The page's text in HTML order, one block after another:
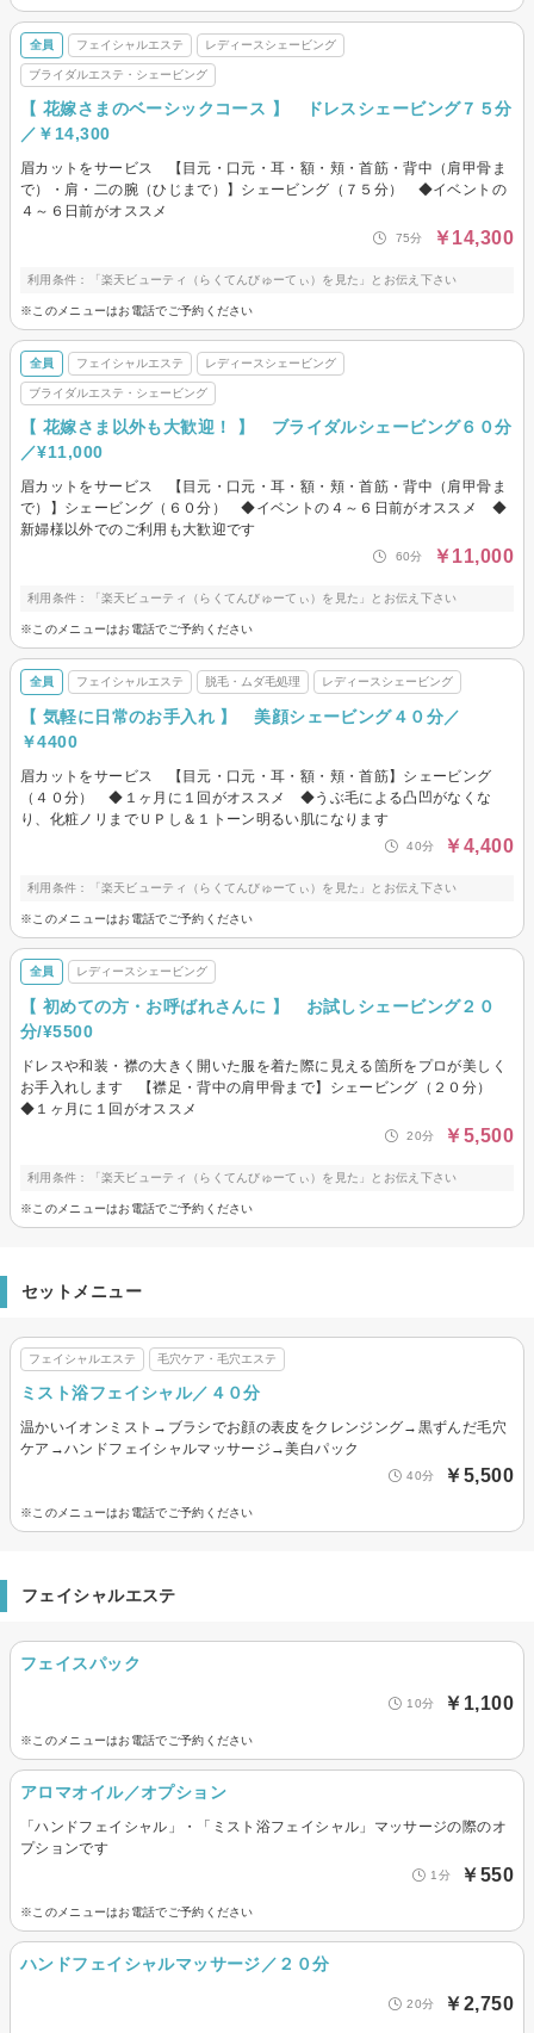
全員 フェイシャルエステ レディースシェービング
ブライダルエステ・シェービング
【 花嫁さまのベーシックコース 】 ドレスシェービング７５分
／￥14,300
眉カットをサービス 【目元・口元・耳・額・頬・首筋・背中（肩甲骨ま
で）・肩・二の腕（ひじまで）】シェービング（７５分） ◆イベントの
４～６日前がオススメ
75分 ￥14,300
利用条件：「楽天ビューティ（らくてんびゅーてぃ）を見た」とお伝え下さい
※このメニューはお電話でご予約ください
全員 フェイシャルエステ レディースシェービング
ブライダルエステ・シェービング
【 花嫁さま以外も大歓迎！ 】 ブライダルシェービング６０分
／¥11,000
眉カットをサービス 【目元・口元・耳・額・頬・首筋・背中（肩甲骨ま
で）】シェービング（６０分） ◆イベントの４～６日前がオススメ ◆
新婦様以外でのご利用も大歓迎です
60分 ￥11,000
利用条件：「楽天ビューティ（らくてんびゅーてぃ）を見た」とお伝え下さい
※このメニューはお電話でご予約ください
全員 フェイシャルエステ 脱毛・ムダ毛処理 レディースシェービング
【 気軽に日常のお手入れ 】 美顔シェービング４０分／
￥4400
眉カットをサービス 【目元・口元・耳・額・頬・首筋】シェービング
（４０分） ◆１ヶ月に１回がオススメ ◆うぶ毛による凸凹がなくな
り、化粧ノリまでＵＰし＆１トーン明るい肌になります
40分 ￥4,400
利用条件：「楽天ビューティ（らくてんびゅーてぃ）を見た」とお伝え下さい
※このメニューはお電話でご予約ください
全員 レディースシェービング
【 初めての方・お呼ばれさんに 】 お試しシェービング２０
分/¥5500
ドレスや和装・襟の大きく開いた服を着た際に見える箇所をプロが美しく
お手入れします 【襟足・背中の肩甲骨まで】シェービング（２０分）
◆１ヶ月に１回がオススメ
20分 ￥5,500
利用条件：「楽天ビューティ（らくてんびゅーてぃ）を見た」とお伝え下さい
※このメニューはお電話でご予約ください
セットメニュー
フェイシャルエステ 毛穴ケア・毛穴エステ
ミスト浴フェイシャル／４０分
温かいイオンミスト→ブラシでお顔の表皮をクレンジング→黒ずんだ毛穴
ケア→ハンドフェイシャルマッサージ→美白パック
40分 ￥5,500
※このメニューはお電話でご予約ください
フェイシャルエステ
フェイスパック
10分 ￥1,100
※このメニューはお電話でご予約ください
アロマオイル／オプション
「ハンドフェイシャル」・「ミスト浴フェイシャル」マッサージの際のオ
プションです
1分 ￥550
※このメニューはお電話でご予約ください
ハンドフェイシャルマッサージ／２０分
20分 ￥2,750